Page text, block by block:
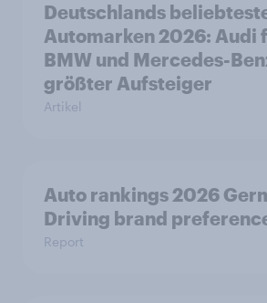
Deutschlands
Automarken 2026: Audi
BMW und Mercedes-
größter Aufsteiger
Artikel
Auto rankings 2026
Driving brand
Report